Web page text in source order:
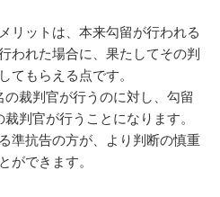
リットは、本来勾留が行われる
われた場合に、果たしてその判
てもらえる点です。
裁判官が行うのに対し、勾留
判官が行うことになります。
準抗告の方が、より判断の慎重
ができます。